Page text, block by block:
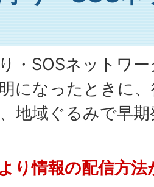
・SOSネットワ
になったときに
地域ぐるみで早
り情報の配信方